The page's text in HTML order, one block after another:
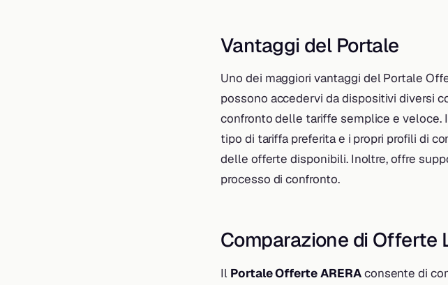
Vantaggi del Portale
Uno dei maggiori vantaggi del Portale
possono accedervi da dispositivi diversi
confronto delle tariffe semplice e veloce.
tipo di tariffa preferita e i propri profili di
delle offerte disponibili. Inoltre, offre
processo di confronto.
Comparazione di Offerte
Il Portale Offerte ARERAconsente di